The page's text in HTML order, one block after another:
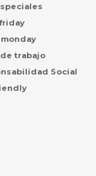
monday
trabajo
Social